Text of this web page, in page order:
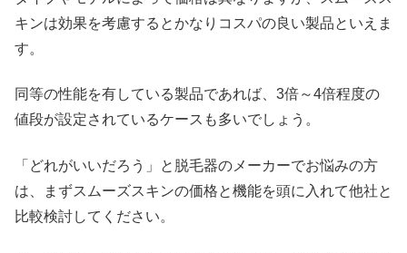
キンは効果を考慮するとかなりコスパの良い製品といえま
す。
同等の性能を有している製品であれば、3倍～4倍程度の
値段が設定されているケースも多いでしょう。
「どれがいいだろう」と脱毛器のメーカーでお悩みの方
は、まずスムーズスキンの価格と機能を頭に入れて他社と
比較検討してください。